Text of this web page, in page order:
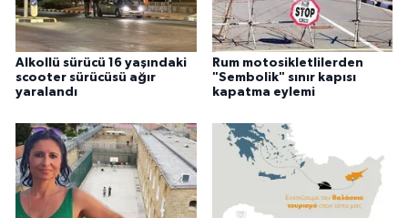
Alkollü sürücü 16 yaşındaki
scooter sürücüsü ağır
yaralandı
Rum motosikletlilerden
"Sembolik" sınır kapısı
kapatma eylemi